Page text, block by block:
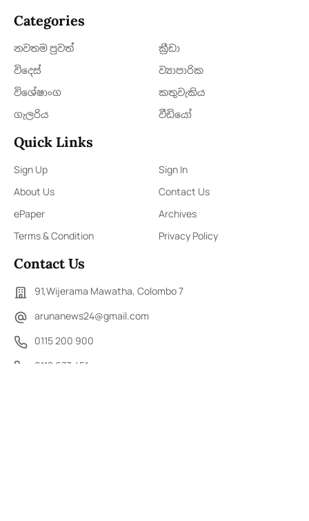
Categories
නවතම පුවත්
ක්‍රී​ඩා
විදෙස්
ව්‍යාපාරික
විශේෂාංග
කතුවැකිය
ගැලරිය
වීඩියෝ
Quick Links
Sign Up
Sign In
About Us
Contact Us
ePaper
Archives
Terms & Condition
Privacy Policy
Contact Us
91,Wijerama Mawatha, Colombo 7
arunanews24@gmail.com
0115 200 900
0112 673 451